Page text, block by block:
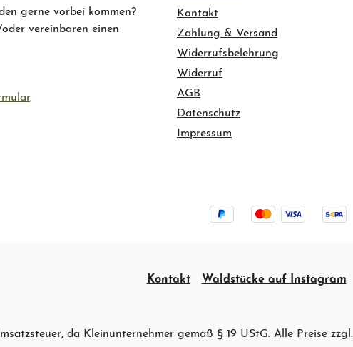
gerne vorbei kommen?
vereinbaren einen
.
Kontakt
Zahlung & Versand
Widerrufsbelehrung
Widerruf
AGB
Datenschutz
Impressum
Kontakt Waldstücke auf Instagram
da Kleinunternehmer gemäß § 19 UStG. Alle Preise zzgl.